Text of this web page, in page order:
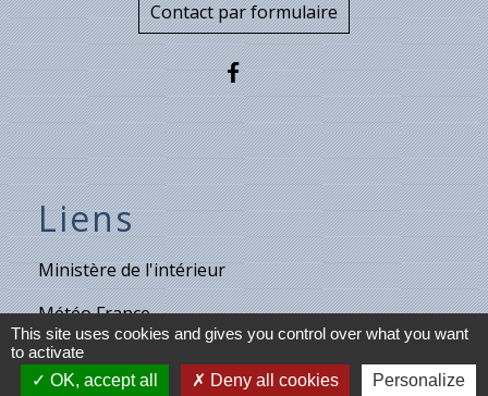
Contact par formulaire
Liens
Ministère de l'intérieur
Météo France
Vigicrues
This site uses cookies and gives you control over what you want
to activate
OK, accept all
Deny all cookies Personalize